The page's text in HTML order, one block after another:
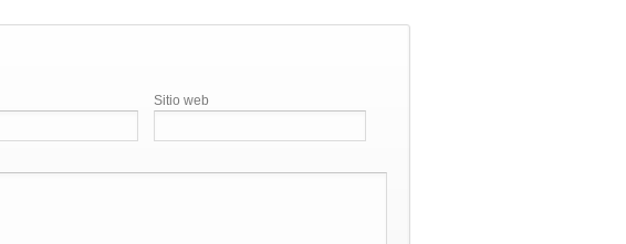
Sitio web